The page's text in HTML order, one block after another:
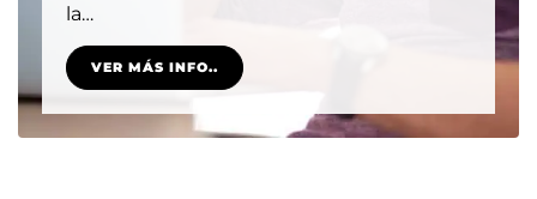
la…
VER MÁS INFO..